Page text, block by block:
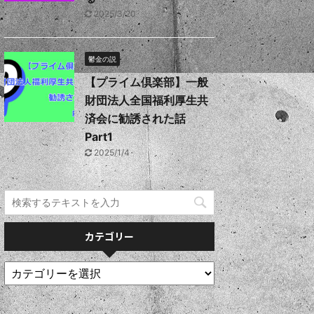
2025/3/20
鬱金の説
【プライム倶楽部】一般
財団法人全国福利厚生共
済会に勧誘された話
Part1
2025/1/4
カテゴリー